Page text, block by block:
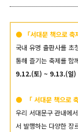
● 「서대문 책으로 축
국내 유명 출판사를 초
통해 즐기는 축제를 함
9.12.(토) ~ 9.13.(일)
● 「 서대문 책으로
우리 서대문구 관내에
서 발행하는 다양한 장